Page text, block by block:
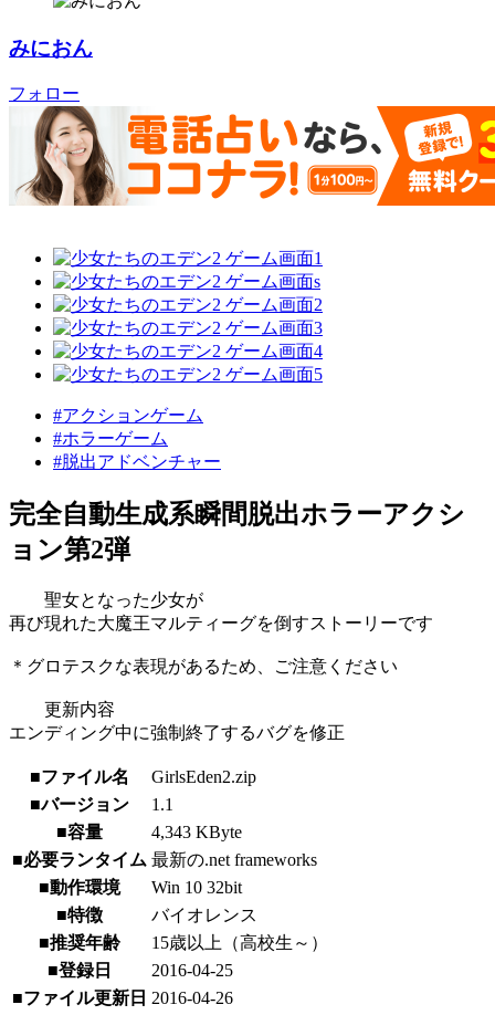
みにおん
フォロー
#アクションゲーム
#ホラーゲーム
#脱出アドベンチャー
完全自動生成系瞬間脱出ホラーアクシ
ョン第2弾
聖女となった少女が
再び現れた大魔王マルティーグを倒すストーリーです
＊グロテスクな表現があるため、ご注意ください
更新内容
エンディング中に強制終了するバグを修正
■ファイル名
GirlsEden2.zip
■バージョン
1.1
■容量
4,343 KByte
■必要ランタイム 最新の.net frameworks
■動作環境
Win 10 32bit
■特徴
バイオレンス
■推奨年齢
15歳以上（高校生～）
■登録日
2016-04-25
■ファイル更新日 2016-04-26